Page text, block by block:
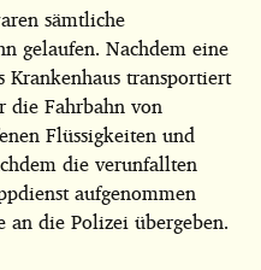
sämtliche
gelaufen. Nachdem eine
Krankenhaus transportiert
die Fahrbahn von
Flüssigkeiten und
die verunfallten
aufgenommen
die Polizei übergeben.